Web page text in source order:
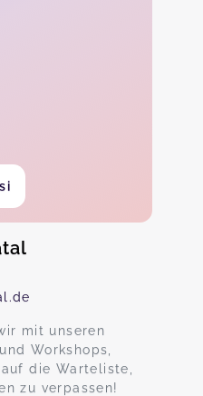
mit unseren
Workshops,
die Warteliste,
zu verpassen!